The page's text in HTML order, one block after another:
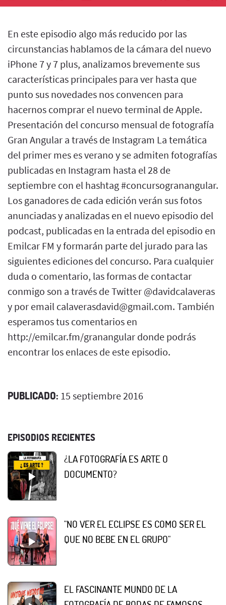
En este episodio algo más reducido por las
circunstancias hablamos de la cámara del nuevo
iPhone 7 y 7 plus, analizamos brevemente sus
características principales para ver hasta que
punto sus novedades nos convencen para
hacernos comprar el nuevo terminal de Apple.
Presentación del concurso mensual de fotografía
Gran Angular a través de Instagram La temática
del primer mes es verano y se admiten fotografías
publicadas en Instagram hasta el 28 de
septiembre con el hashtag #concursogranangular.
Los ganadores de cada edición verán sus fotos
anunciadas y analizadas en el nuevo episodio del
podcast, publicadas en la entrada del episodio en
Emilcar FM y formarán parte del jurado para las
siguientes ediciones del concurso. Para cualquier
duda o comentario, las formas de contactar
conmigo son a través de Twitter @davidcalaveras
y por email calaverasdavid@gmail.com. También
esperamos tus comentarios en
http://emilcar.fm/granangular donde podrás
encontrar los enlaces de este episodio.
PUBLICADO: 15 septiembre 2016
EPISODIOS RECIENTES
¿LA FOTOGRAFÍA ES ARTE O
DOCUMENTO?
"NO VER EL ECLIPSE ES COMO SER EL
QUE NO BEBE EN EL GRUPO"
EL FASCINANTE MUNDO DE LA